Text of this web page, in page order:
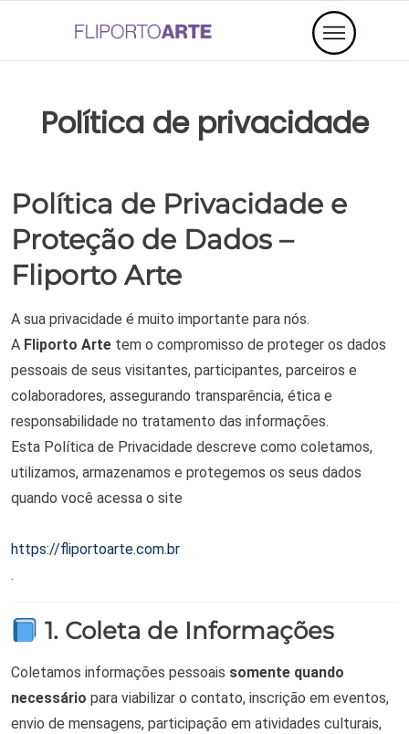
Política de privacidade
Política de Privacidade e
Proteção de Dados –
Fliporto Arte
A sua privacidade é muito importante para nós.
A Fliporto Artetem o compromisso de proteger os dados
pessoais de seus visitantes, participantes, parceiros e
colaboradores, assegurando transparência, ética e
responsabilidade no tratamento das informações.
Esta Política de Privacidade descreve como coletamos,
utilizamos, armazenamos e protegemos os seus dados
quando você acessa o site
https://fliportoarte.com.br
.
1. Coleta de Informações
Coletamos informações pessoais somente quando
necessário para viabilizar o contato, inscrição em eventos,
envio de mensagens, participação em atividades culturais,